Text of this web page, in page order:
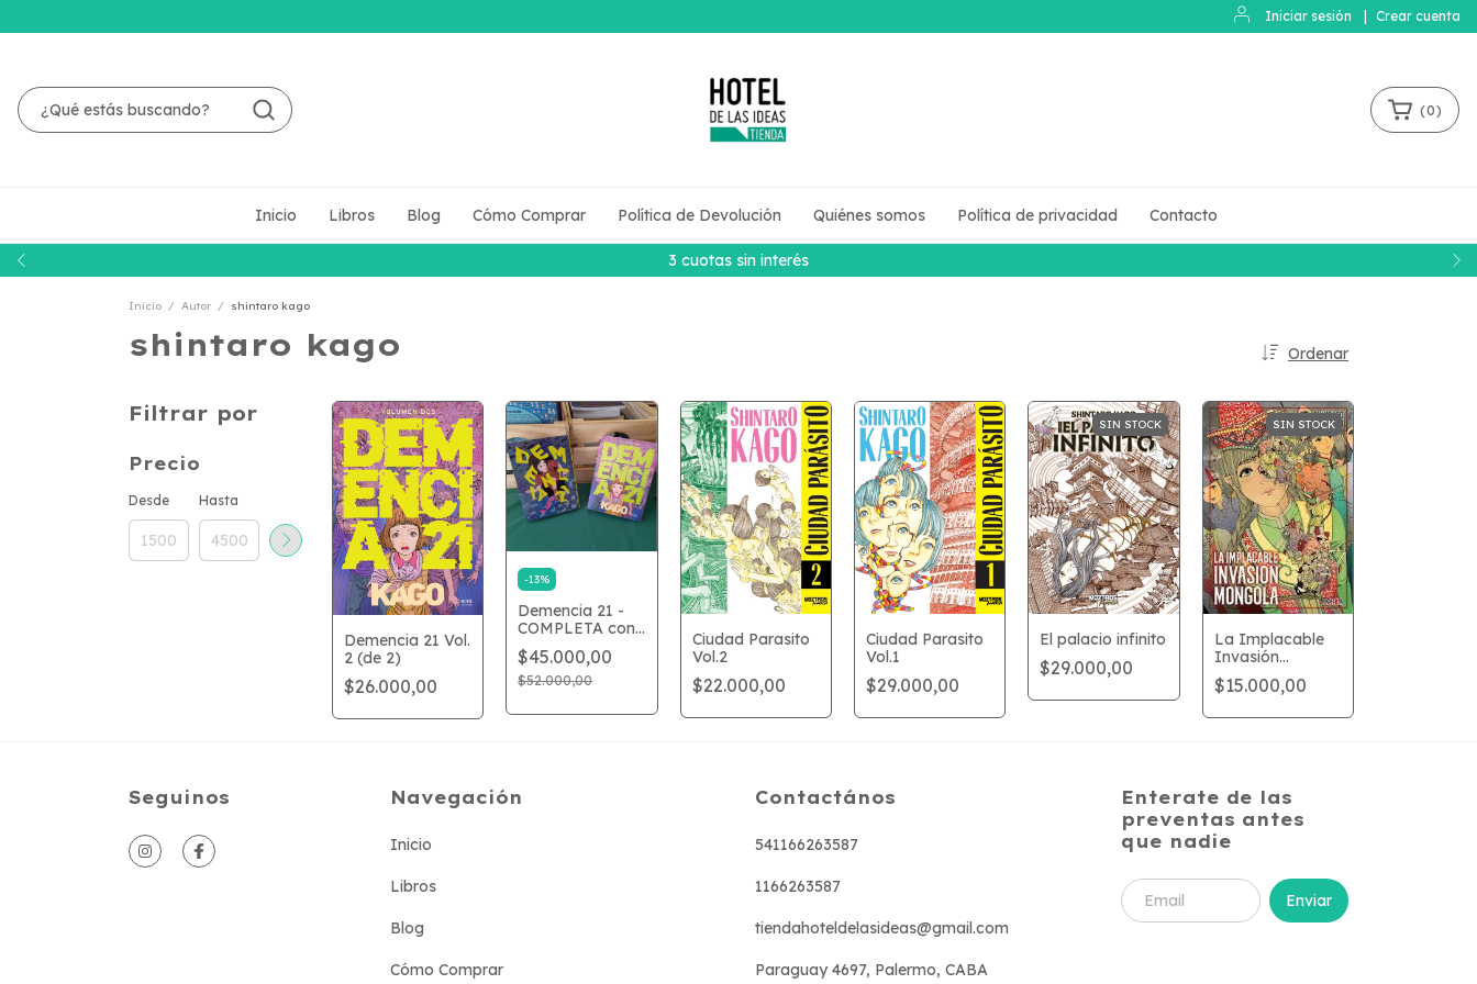
Iniciar sesión Crear cuenta
3 cuotas sin interés
(0)
Inicio Libros Blog Cómo Comprar Política de Devolución Quiénes somos Política de privacidad Contacto
Inicio / Autor / shintaro kago
shintaro kago Ordenar
Filtrar por
Precio
Desde Hasta
Demencia 21 Vol.
2 (de 2)
$26.000,00
-13%
Demencia 21 -
COMPLETA con
descuento
$45.000,00
$52.000,00
Ciudad Parasito
Vol.2
$22.000,00
Ciudad Parasito
Vol.1
$29.000,00
SIN STOCK
El palacio infinito
$29.000,00
SIN STOCK
La Implacable
Invasión
Mongola
$15.000,00
Seguinos Navegación
Inicio
Libros
Blog
Cómo Comprar
Contactános
541166263587
1166263587
tiendahoteldelasideas@gmail.com
Paraguay 4697, Palermo, CABA
Enterate de las
preventas antes
que nadie